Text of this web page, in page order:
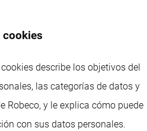
cookies
describe los objetivos del
las categorías de datos y
Robeco, y le explica cómo puede
con sus datos personales.